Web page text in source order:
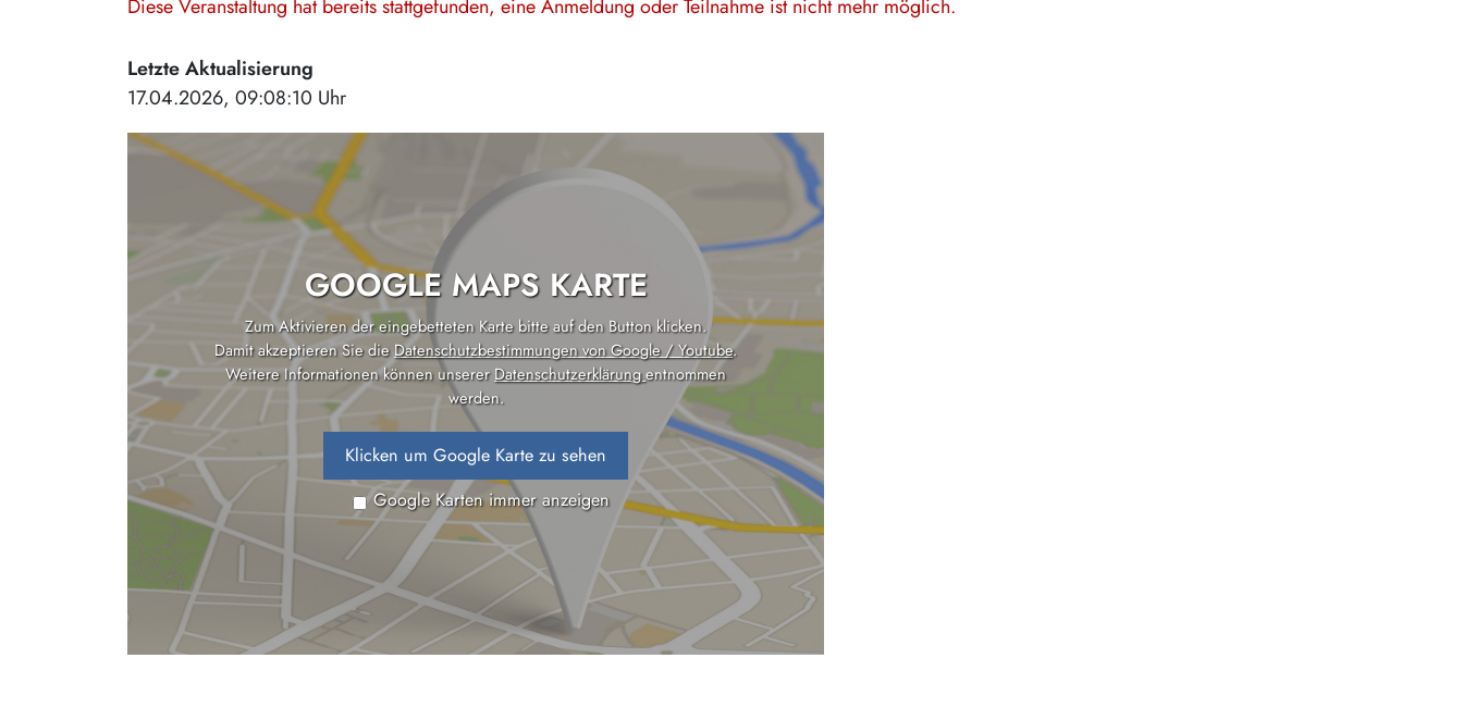
Diese Veranstaltung hat bereits stattgefunden, eine Anmeldung oder Teilnahme ist nicht mehr möglich.
Letzte Aktualisierung
17.04.2026, 09:08:10 Uhr
GOOGLE MAPS KARTE
Zum Aktivieren der eingebetteten Karte bitte auf den Button klicken.
Damit akzeptieren Sie dieDatenschutzbestimmungen von Google / Youtube.
Weitere Informationen können unsererDatenschutzerklärungentnommen
werden.
Klicken um Google Karte zu sehen
Google Karten immer anzeigen